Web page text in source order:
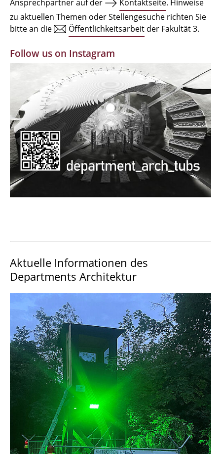
Einrichtungen
Zeichensäle
MBW | Modellbauwerkstatt
Alumni | cloud club
Dokumente und Downloads
Ansprechpartner auf der
Kontaktseite. Hinweise
zu aktuellen Themen oder Stellengesuche richten Sie
bitte an die
Öffentlichkeitsarbeit der Fakultät 3.
Follow us on Instagram
Aktuelle Informationen des
Departments Architektur